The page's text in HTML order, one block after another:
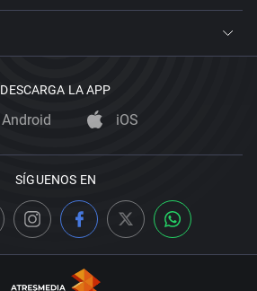
DESCARGA LA APP
Android iOS
SÍGUENOS EN